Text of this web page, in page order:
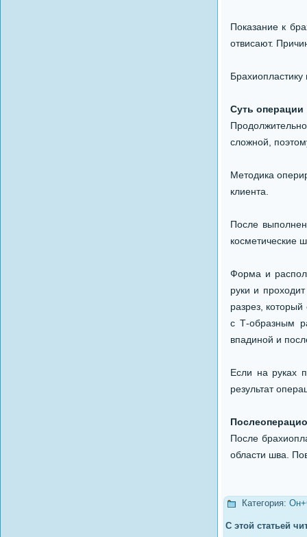
Показание к
отвисают.
Суть операции
сложной,
Методика
клиента.
После
косметические
Форма и
руки и
разрез,
с Т-образным
впадиной и
Если на руках
результат
После
области шва.
Категория:
С этой статьей